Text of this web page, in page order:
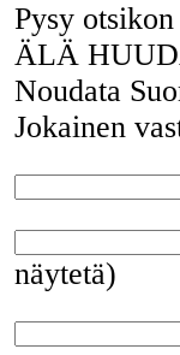
Pysy otsikon
ÄLÄ
Noudata
Jokainen
näytetä)